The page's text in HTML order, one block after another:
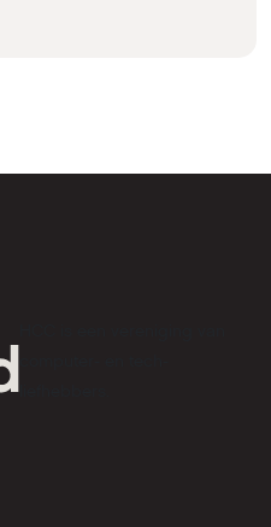
liefhebbers.